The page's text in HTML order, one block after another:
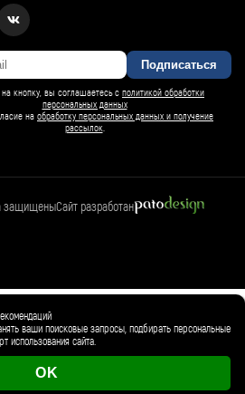
✓
Подписаться
кнопку, вы соглашаетесь с политикой обработки
персональных данных
на обработку персональных данных и получение
рассылок
защищеныСайт разработан
ваши поисковые запросы, подбирать персональные
использования сайта.
OK